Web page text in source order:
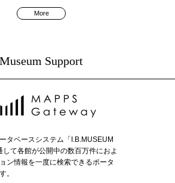
More
Museum Support
タベースシステム「I.B.MUSEUM
して各館が公開中の数百万件におよ
ン情報を一度に検索できるポータ
。